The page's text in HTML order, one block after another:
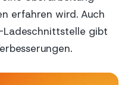
erfahren wird. Auch
Ladeschnittstelle gibt